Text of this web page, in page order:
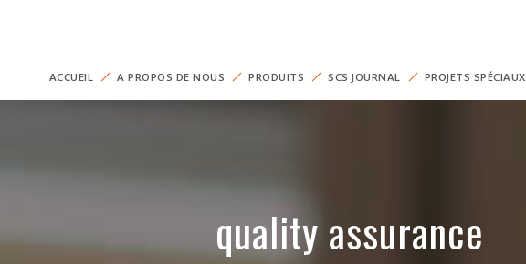
ACCUEIL A PROPOS DE NOUS PRODUITS SCS JOURNAL PROJETS SPÉCIAUX
quality assurance